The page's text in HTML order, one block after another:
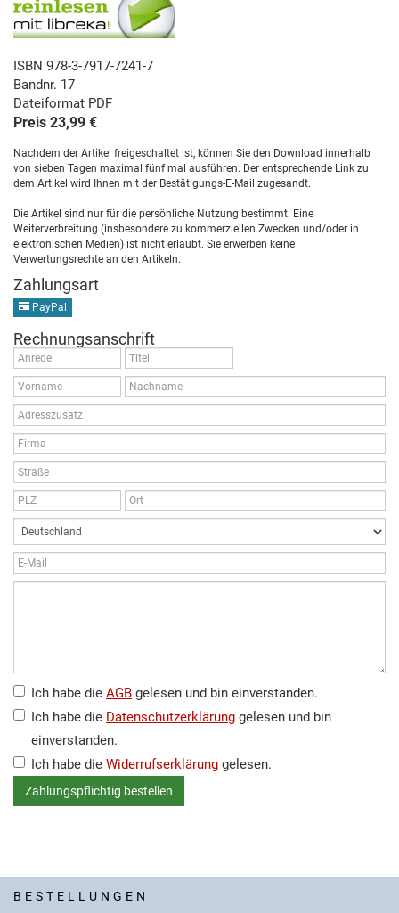
ISBN 978-3-7917-7241-7
Bandnr. 17
Dateiformat PDF
Preis 23,99 €
Nachdem der Artikel freigeschaltet ist, können Sie den Download innerhalb
von sieben Tagen maximal fünf mal ausführen. Der entsprechende Link zu
dem Artikel wird Ihnen mit der Bestätigungs-E-Mail zugesandt.
Die Artikel sind nur für die persönliche Nutzung bestimmt. Eine
Weiterverbreitung (insbesondere zu kommerziellen Zwecken und/oder in
elektronischen Medien) ist nicht erlaubt. Sie erwerben keine
Verwertungsrechte an den Artikeln.
Zahlungsart
PayPal
Rechnungsanschrift
Ich habe die AGB gelesen und bin einverstanden.
Ich habe die Datenschutzerklärung gelesen und bin
einverstanden.
Ich habe die Widerrufserklärung gelesen.
BESTELLUNGEN